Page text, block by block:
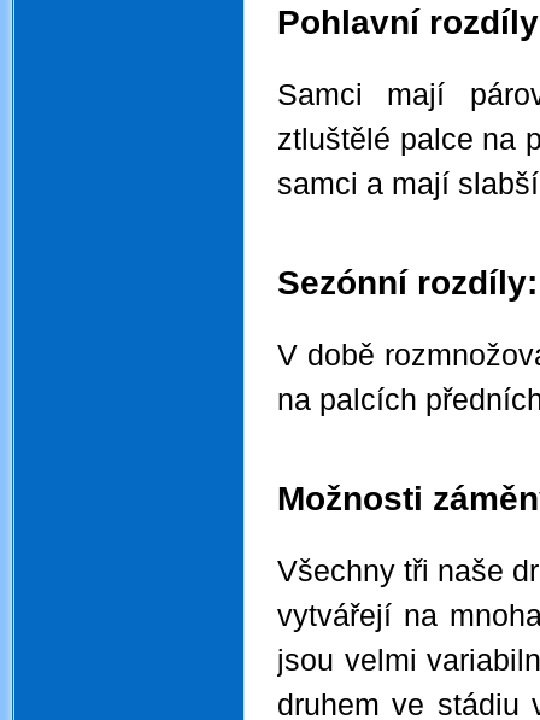
Pohlavní
Samci mají
ztluštělé palce na
samci a mají
Sezónní rozdíly:
V době
na palcích
Možnosti
Všechny tři naše
vytvářejí na
jsou velmi
druhem ve stádiu